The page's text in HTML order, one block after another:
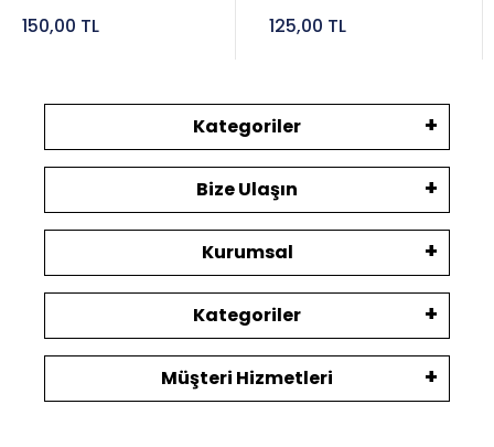
150,00 TL 125,00 TL
Kategoriler
Bize Ulaşın
Kurumsal
Kategoriler
Müşteri Hizmetleri